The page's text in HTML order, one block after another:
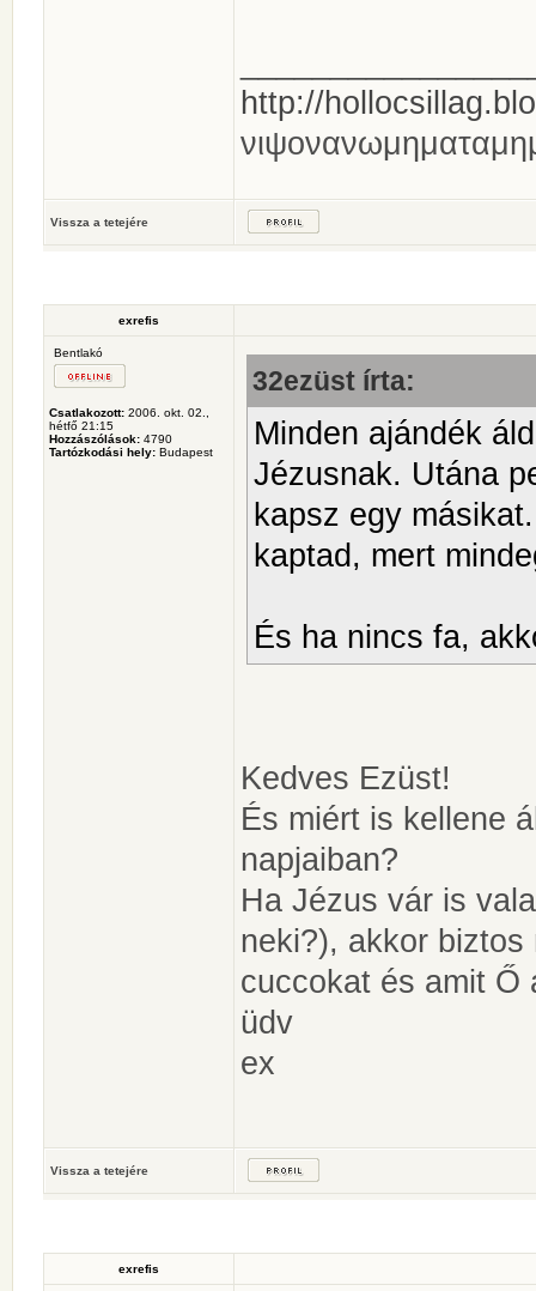
http://
Vissza a tetejére
exrefis
Bentlakó
Csatlakozott: 2006. okt. 02.,
hétfő 21:15
Hozzászólások: 4790
Tartózkodási hely: Budapest
32ezüst írta:
Minden ajándék
Jézusnak. Utána
kapsz egy
kaptad, mert
És ha nincs fa,
Kedves Ezüst!
És miért is kellene
napjaiban?
Ha Jézus vár is
neki?), akkor
cuccokat és amit Ő
üdv
ex
Vissza a tetejére
exrefis